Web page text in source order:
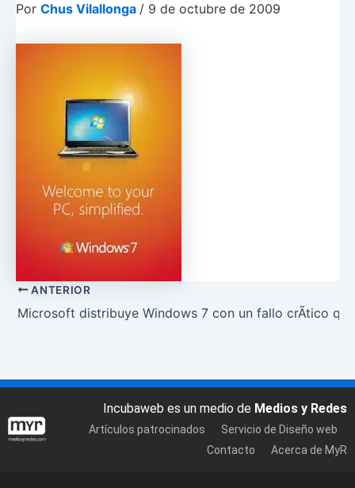
Por Chus Vilallonga / 9 de octubre de 2009
ANTERIOR
Microsoft distribuye Windows 7 con un fallo crÃ­tico
Incubaweb es un medio de Medios y Redes
Artículos patrocinados
Servicio de Diseño web
Contacto
Acerca de MyR